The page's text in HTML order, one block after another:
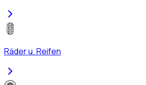
Räder u. Reifen